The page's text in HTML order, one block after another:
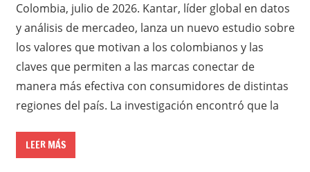
Colombia, julio de 2026. Kantar, líder global en datos
y análisis de mercadeo, lanza un nuevo estudio sobre
los valores que motivan a los colombianos y las
claves que permiten a las marcas conectar de
manera más efectiva con consumidores de distintas
regiones del país. La investigación encontró que la
LEER MÁS